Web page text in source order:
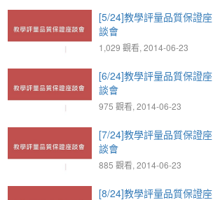
[5/24]教學評量品質保證座
談會
1,029 觀看, 2014-06-23
[6/24]教學評量品質保證座
談會
975 觀看, 2014-06-23
[7/24]教學評量品質保證座
談會
885 觀看, 2014-06-23
[8/24]教學評量品質保證座